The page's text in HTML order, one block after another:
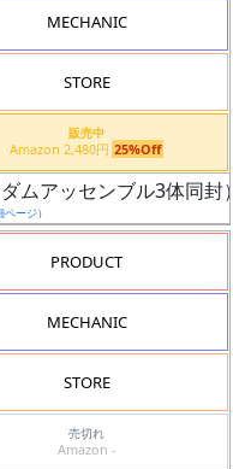
MECHANIC
STORE
販売中
Amazon 2,480円 25%Off
ムアッセンブル3体同封
ページ）
PRODUCT
MECHANIC
STORE
売切れ
Amazon -